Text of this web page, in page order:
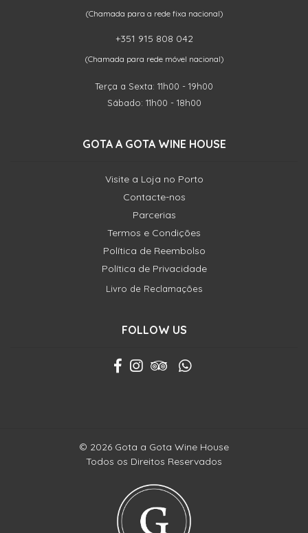
(Chamada para a rede fixa nacional)
+351 915 808 042
(Chamada para rede móvel nacional)
Terça a Sexta: 11h00 - 19h00
Sábado: 11h00 - 18h00
GOTA A GOTA WINE HOUSE
Visite a Loja no Porto
Contacte-nos
Parcerias
Termos e Condições
Política de Reembolso
Política de Privacidade
Livro de Reclamações
FOLLOW US
© 2026 Gota a Gota Wine House
Todos os Direitos Reservados